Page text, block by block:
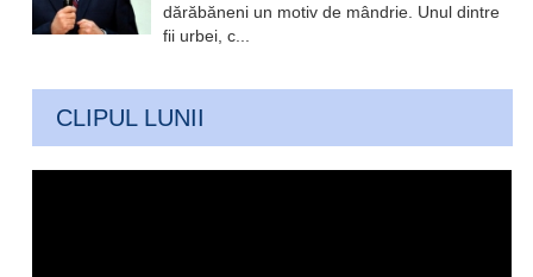
dărăbăneni un motiv de mândrie. Unul dintre
fii urbei, c...
CLIPUL LUNII